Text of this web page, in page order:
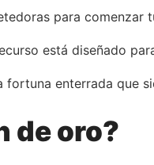
para comenzar
está diseñado
enterrada que
de oro?